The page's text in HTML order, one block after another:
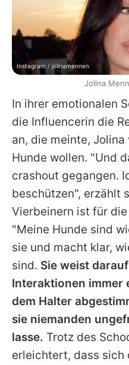
In ihrer emotionalen
die Influencerin die
an, die meinte, Jolina
Hunde wollen. "Und
crashout gegangen.
beschützen", erzählt
Vierbeinern ist für
"Meine Hunde sind
sie und macht klar,
sind. Sie weist
Interaktionen immer
dem Halter
sie niemanden
lasse. Trotz des
erleichtert, dass sich
Instagram / jolinamennen
Jolina